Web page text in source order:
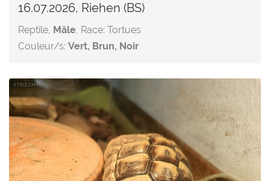
16.07.2026, Riehen (BS)
Reptile, Mâle, Race: Tortues
Couleur/s: Vert, Brun, Noir